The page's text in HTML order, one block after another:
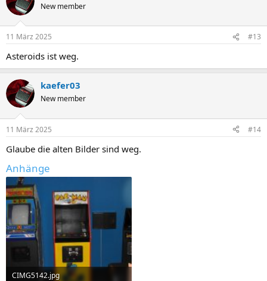
New member
11 März 2025 #13
Asteroids ist weg.
kaefer03
New member
11 März 2025 #14
Glaube die alten Bilder sind weg.
Anhänge
CIMG5142.jpg